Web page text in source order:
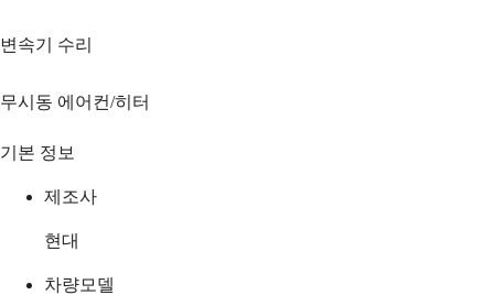
변속기 수리
무시동 에어컨/히터
기본 정보
제조사
현대
차량모델